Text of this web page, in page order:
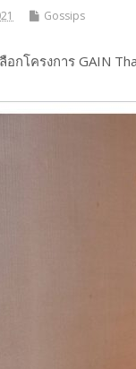
Gossips
อกโครงการ GAIN